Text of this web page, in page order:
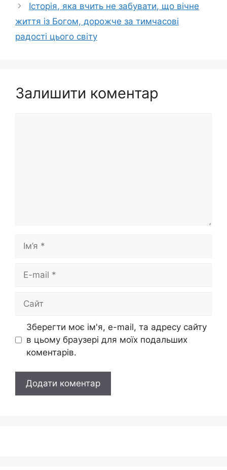
Історія, яка вчить не забувати, що вічне
життя із Богом, дорожче за тимчасові
радості цього світу
Залишити коментар
mail
Зберегти моє ім'я, e-mail, та адресу сайту
в цьому браузері для моїх подальших
коментарів.